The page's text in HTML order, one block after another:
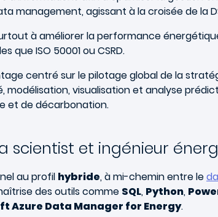
management, agissant à la croisée de la
à améliorer la performance
que ISO 50001 ou CSRD.
centré sur le pilotage global de la
modélisation, visualisation et analyse
et de décarbonation.
scientist et ingénieur
au profil hybride, à mi-chemin entre le
des outils comme SQL, Python,
Azure Data Manager for Energy.